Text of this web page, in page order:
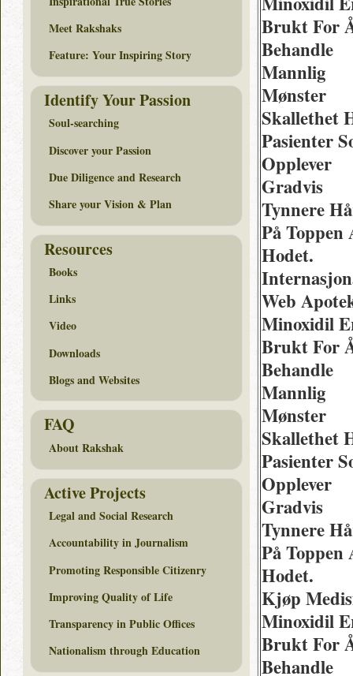
Brukt For
Behandle
Mannlig
Mønster
Skallethet
Pasienter
Opplever
Gradvis
Tynnere
På Toppen
Hodet.
Web
Minoxidil
Brukt For
Behandle
Mannlig
Mønster
Skallethet
Pasienter
Opplever
Gradvis
Tynnere
På Toppen
Hodet.
Kjøp
Minoxidil
Brukt For
Behandle
Meet Rakshaks
Feature: Your Inspiring Story
Identify Your Passion
Soul-searching
Discover your Passion
Due Diligence and Research
Share your Vision & Plan
Resources
Books
Links
Video
Downloads
Blogs and Websites
FAQ
About Rakshak
Active Projects
Legal and Social Research
Accountability in Journalism
Promoting Responsible Citizenry
Improving Quality of Life
Transparency in Public Offices
Nationalism through Education